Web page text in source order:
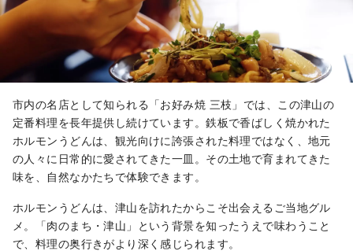
市内の名店として知られる「お好み焼 三枝」では、この津山の
定番料理を長年提供し続けています。鉄板で香ばしく焼かれた
ホルモンうどんは、観光向けに誇張された料理ではなく、地元
の人々に日常的に愛されてきた一皿。その土地で育まれてきた
味を、自然なかたちで体験できます。
ホルモンうどんは、津山を訪れたからこそ出会えるご当地グル
メ。「肉のまち・津山」という背景を知ったうえで味わうこと
で、料理の奥行きがより深く感じられます。